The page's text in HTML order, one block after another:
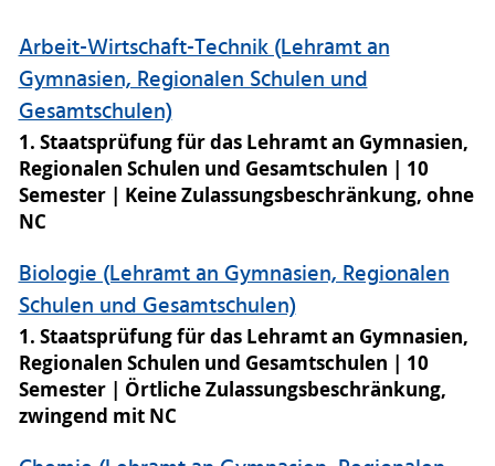
Fassung.
Die allgemeinen Regeln des Studiums in
Lehramtsstudiengängen an der Universität
Rostock bestimmt die
►Rahmenprüfungsordnung (Lehramt) in der
jeweils geltenden Fassung.
Studienordnung (SPSO)
Die detaillierten Regeln für das Studium eines
konkreten Studienganges, sind dann in der
jeweiligen Studiengangsspezifischen
Prüfungs- und Studienordnung (SPSO)
geregelt, bei einem
Arbeit-Wirtschaft-Technik (Lehramt an
Gymnasien, Regionalen Schulen und
Gesamtschulen)
1. Staatsprüfung für das Lehramt an Gymnasien,
Regionalen Schulen und Gesamtschulen
10
Semester
Keine Zulassungsbeschränkung, ohne
NC
Biologie (Lehramt an Gymnasien, Regionalen
Schulen und Gesamtschulen)
1. Staatsprüfung für das Lehramt an Gymnasien,
Regionalen Schulen und Gesamtschulen
10
Semester
Örtliche Zulassungsbeschränkung,
zwingend mit NC